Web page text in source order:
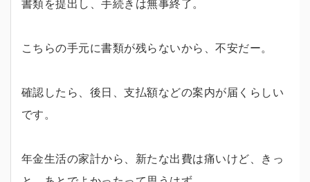
書類を提出し、手続きは無事終了。
こちらの手元に書類が残らないから、不安だー。
確認したら、後日、支払額などの案内が届くらしい
です。
年金生活の家計から、新たな出費は痛いけど、きっ